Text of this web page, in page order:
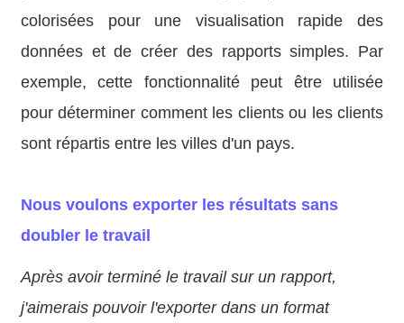
colorisées pour une visualisation rapide des
données et de créer des rapports simples. Par
exemple, cette fonctionnalité peut être utilisée
pour déterminer comment les clients ou les clients
sont répartis entre les villes d'un pays.
Nous voulons exporter les résultats sans
doubler le travail
Après avoir terminé le travail sur un rapport,
j'aimerais pouvoir l'exporter dans un format